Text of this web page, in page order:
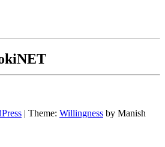
| Theme: Willingness by Manish